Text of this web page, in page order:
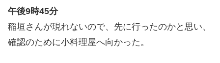
午後9時45分
稲垣さんが現れないので、先に行ったのかと思い、
確認のために小料理屋へ向かった。